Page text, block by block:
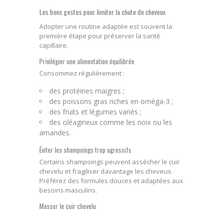
Les bons gestes pour limiter la chute de cheveux
Adopter une routine adaptée est souvent la
première étape pour préserver la santé
capillaire.
Privilégier une alimentation équilibrée
Consommez régulièrement :
des protéines maigres ;
des poissons gras riches en oméga-3 ;
des fruits et légumes variés ;
des oléagineux comme les noix ou les
amandes.
Éviter les shampoings trop agressifs
Certains shampoings peuvent assécher le cuir
chevelu et fragiliser davantage les cheveux.
Préférez des formules douces et adaptées aux
besoins masculins.
Masser le cuir chevelu